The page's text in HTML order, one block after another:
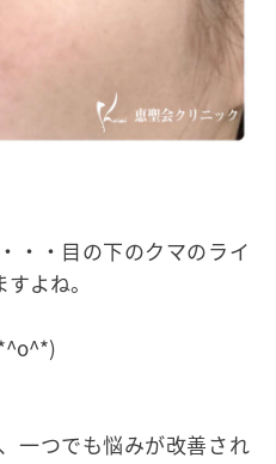
・・目の下のクマのライ
よね。
一つでも悩みが改善され